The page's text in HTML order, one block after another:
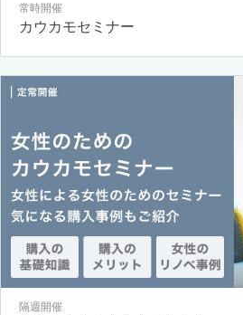
常時開催
カウカモセミナー
隔週開催